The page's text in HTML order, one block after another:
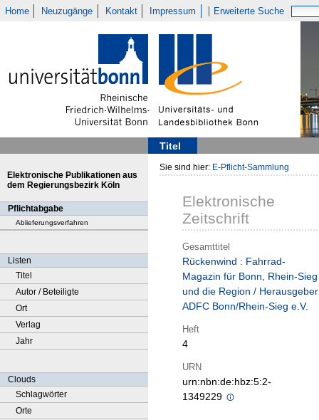
Home Neuzugänge Kontakt Impressum Erweiterte Suche
Titel
Elektronische Publikationen aus
dem Regierungsbezirk Köln
Pflichtabgabe
Ablieferungsverfahren
Listen
Titel
Autor / Beteiligte
Ort
Verlag
Jahr
Clouds
Schlagwörter
Orte
Sie sind hier: E-Pflicht-Sammlung
Elektronische
Zeitschrift
Gesamttitel
Rückenwind : Fahrrad-
Magazin für Bonn, Rhein-Sieg
und die Region /
ADFC Bonn/Rhein-Sieg e.V.
Heft
4
URN
urn:nbn:de:hbz:5:2-
1349229